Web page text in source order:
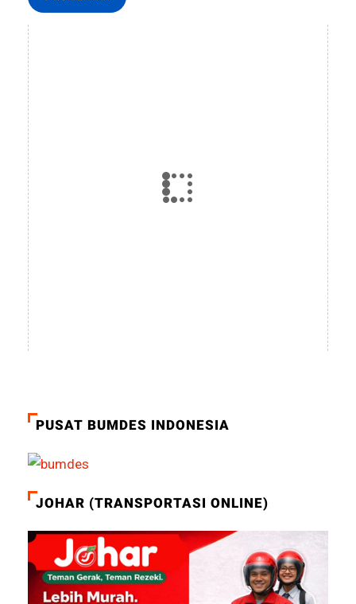
PUSAT BUMDES INDONESIA
JOHAR (TRANSPORTASI ONLINE)